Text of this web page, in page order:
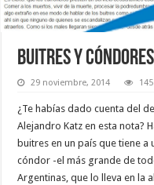
BUITRES Y CÓNDORES
29 noviembre, 2014
¿Te habías dado cuenta del
Alejandro Katz en esta nota?
buitres en un país que tiene a
cóndor -el más grande de
Argentinas, que lo lleva en la